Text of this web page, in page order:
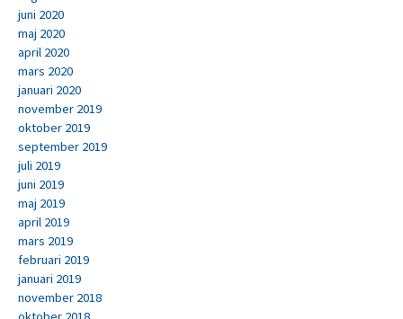
juni 2020
maj 2020
april 2020
mars 2020
januari 2020
november 2019
oktober 2019
september 2019
juli 2019
juni 2019
maj 2019
april 2019
mars 2019
februari 2019
januari 2019
november 2018